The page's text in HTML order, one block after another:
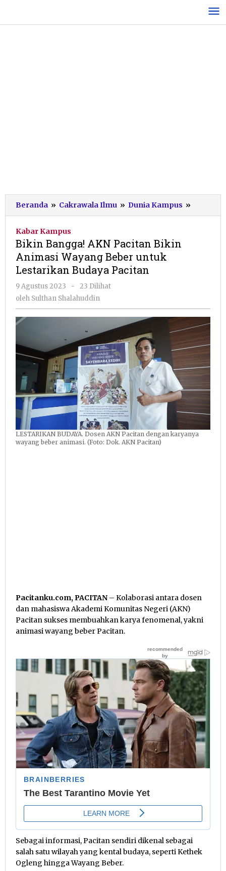
konten
Beranda » Cakrawala Ilmu » Dunia Kampus »
Bangga!
Budaya
Pacitan
Kabar Kampus
Bikin Bangga! AKN Pacitan Bikin
Animasi Wayang Beber untuk
Lestarikan Budaya Pacitan
9 Agustus 2023
oleh
Sulthan
-
23 Dilihat
oleh Sulthan Shalahuddin
LESTARIKAN BUDAYA. Dosen AKN Pacitan dengan karyanya
wayang beber animasi. (Foto: Dok. AKN Pacitan)
Pacitanku.com, PACITAN – Kolaborasi antara dosen
dan mahasiswa Akademi Komunitas Negeri (AKN)
Pacitan sukses membuahkan karya fenomenal, yakni
animasi wayang beber Pacitan.
Sebagai informasi, Pacitan sendiri dikenal sebagai
salah satu wilayah yang kental budaya, seperti Kethek
Ogleng hingga Wayang Beber.